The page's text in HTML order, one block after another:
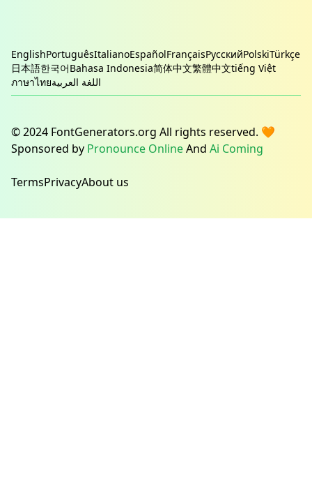
EnglishPortuguêsItalianoEspañolFrançaisРусскийPolskiTürkçe
日本語한국어Bahasa Indonesia简体中文繁體中文tiếng Việt
ภาษาไทยاللغة العربية
© 2024 FontGenerators.org All rights reserved. 🧡
Sponsored by Pronounce OnlineAnd Ai Coming
TermsPrivacyAbout us